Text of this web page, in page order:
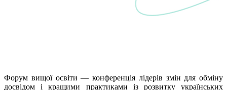
Форум вищої освіти — конференція лідерів змін для обміну
досвідом і кращими практиками із розвитку українських